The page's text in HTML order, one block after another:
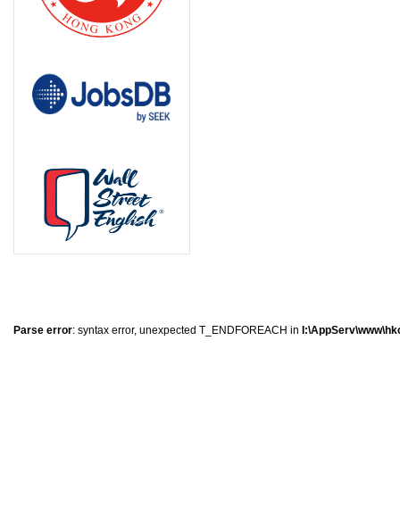
Parse error: syntax error, unexpected T_ENDFOREACH in